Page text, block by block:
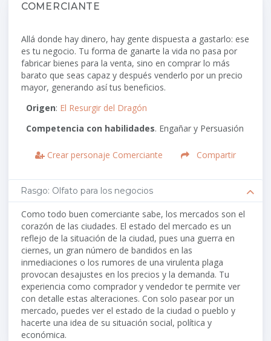
COMERCIANTE
Allá donde hay dinero, hay gente dispuesta a gastarlo: ese
es tu negocio. Tu forma de ganarte la vida no pasa por
fabricar bienes para la venta, sino en comprar lo más
barato que seas capaz y después venderlo por un precio
mayor, generando así tus beneficios.
Origen: El Resurgir del Dragón
Competencia con habilidades. Engañar y Persuasión
Crear personaje Comerciante Compartir
Rasgo: Olfato para los negocios
Como todo buen comerciante sabe, los mercados son el
corazón de las ciudades. El estado del mercado es un
reflejo de la situación de la ciudad, pues una guerra en
ciernes, un gran número de bandidos en las
inmediaciones o los rumores de una virulenta plaga
provocan desajustes en los precios y la demanda. Tu
experiencia como comprador y vendedor te permite ver
con detalle estas alteraciones. Con solo pasear por un
mercado, puedes ver el estado de la ciudad o pueblo y
hacerte una idea de su situación social, política y
económica.